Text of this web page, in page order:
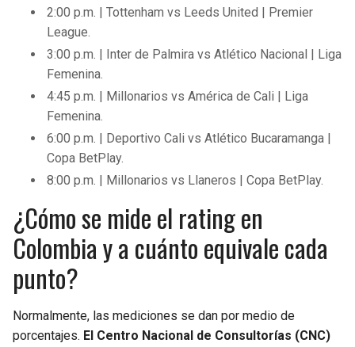
2:00 p.m. | Tottenham vs Leeds United | Premier
League.
3:00 p.m. | Inter de Palmira vs Atlético Nacional | Liga
Femenina.
4:45 p.m. | Millonarios vs América de Cali | Liga
Femenina.
6:00 p.m. | Deportivo Cali vs Atlético Bucaramanga |
Copa BetPlay.
8:00 p.m. | Millonarios vs Llaneros | Copa BetPlay.
¿Cómo se mide el rating en
Colombia y a cuánto equivale cada
punto?
Normalmente, las mediciones se dan por medio de
porcentajes. El Centro Nacional de Consultorías (CNC)